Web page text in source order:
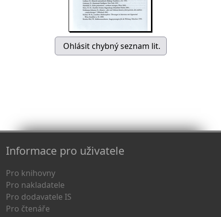
Informace pro uživatele
Pro knihovny
Pro nakladatele
Pro dodavatele IS
Pro čtenáře